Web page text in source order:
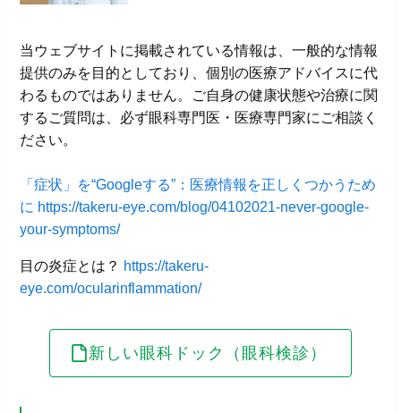
当ウェブサイトに掲載されている情報は、一般的な情報
提供のみを目的としており、個別の医療アドバイスに代
わるものではありません。ご自身の健康状態や治療に関
するご質問は、必ず眼科専門医・医療専門家にご相談く
ださい。
「症状」を“Googleする”：医療情報を正しくつかうため
に https://takeru-eye.com/blog/04102021-never-google-
your-symptoms/
目の炎症とは？ https://takeru-
eye.com/ocularinflammation/
新しい眼科ドック（眼科検診）